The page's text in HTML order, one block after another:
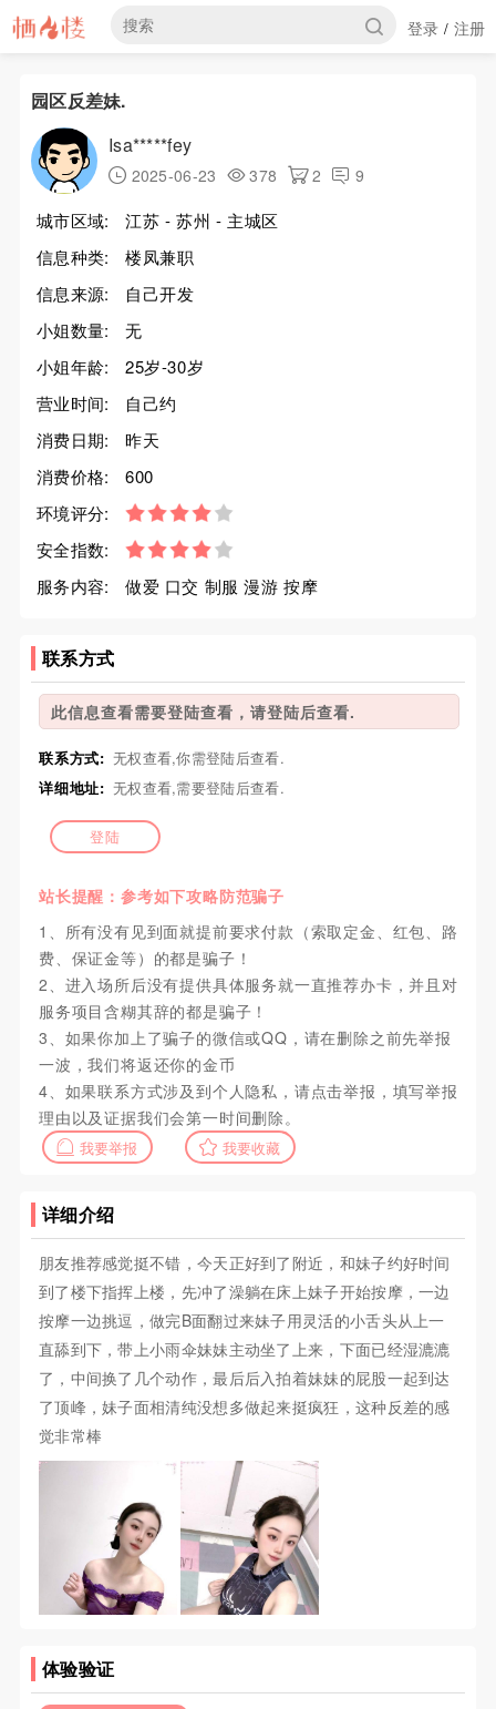
登录 / 注册
园区反差妹.
Isa*****fey
2025-06-23 378 2 9
城市区域:
江苏 - 苏州 - 主城区
信息种类:
楼凤兼职
信息来源:
自己开发
小姐数量:
无
小姐年龄:
25岁-30岁
营业时间:
自己约
消费日期:
昨天
消费价格:
600
环境评分:
安全指数:
服务内容:
做爱 口交 制服 漫游 按摩
联系方式
此信息查看需要登陆查看，请登陆后查看.
联系方式: 无权查看,你需登陆后查看.
详细地址: 无权查看,需要登陆后查看.
登陆
站长提醒：参考如下攻略防范骗子
1、所有没有见到面就提前要求付款（索取定金、红包、路
费、保证金等）的都是骗子！
2、进入场所后没有提供具体服务就一直推荐办卡，并且对
服务项目含糊其辞的都是骗子！
3、如果你加上了骗子的微信或QQ，请在删除之前先举报
一波，我们将返还你的金币
4、如果联系方式涉及到个人隐私，请点击举报，填写举报
理由以及证据我们会第一时间删除。
我要举报 我要收藏
详细介绍
朋友推荐感觉挺不错，今天正好到了附近，和妹子约好时间
到了楼下指挥上楼，先冲了澡躺在床上妹子开始按摩，一边
按摩一边挑逗，做完B面翻过来妹子用灵活的小舌头从上一
直舔到下，带上小雨伞妹妹主动坐了上来，下面已经湿漉漉
了，中间换了几个动作，最后后入拍着妹妹的屁股一起到达
了顶峰，妹子面相清纯没想多做起来挺疯狂，这种反差的感
觉非常棒
体验验证